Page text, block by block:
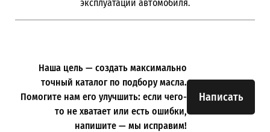
эксплуатации автомобиля.
Написать
Наша цель — создать максимально
точный каталог по подбору масла.
Помогите нам его улучшить: если чего-
то не хватает или есть ошибки,
напишите — мы исправим!